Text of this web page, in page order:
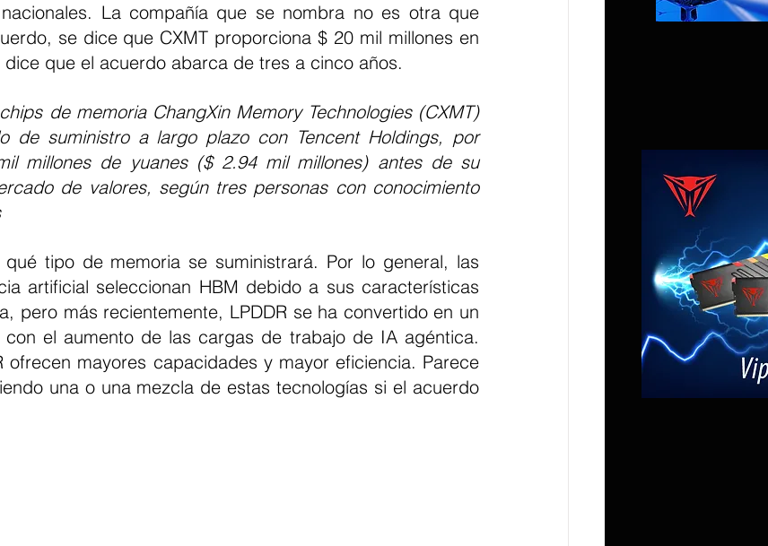
La compañía que se nombra no es otra que
se dice que CXMT proporciona $ 20 mil millones en
dice que el acuerdo abarca de tres a cinco años.
de memoria ChangXin Memory Technologies (CXMT)
de suministro a largo plazo con Tencent Holdings, por
millones de yuanes ($ 2.94 mil millones) antes de su
de valores, según tres personas con conocimiento
tipo de memoria se suministrará. Por lo general, las
artificial seleccionan HBM debido a sus características
pero más recientemente, LPDDR se ha convertido en un
el aumento de las cargas de trabajo de IA agéntica.
ofrecen mayores capacidades y mayor eficiencia. Parece
una o una mezcla de estas tecnologías si el acuerdo